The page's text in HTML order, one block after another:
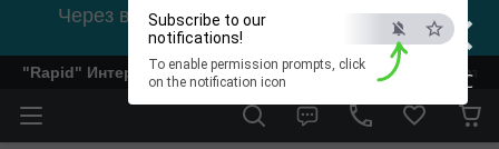
×
ESC
Subscribe to our
notifications!
To enable permission prompts, click
on the notification icon
Через відсутність світла, зв'язок на viber
0978002056
"Rapid" Интернет-магазин деревообрабатывающего